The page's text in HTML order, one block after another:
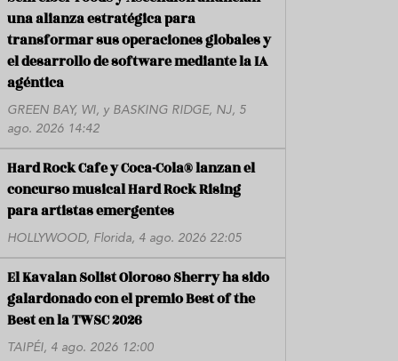
una alianza estratégica para
transformar sus operaciones globales y
el desarrollo de software mediante la IA
agéntica
GREEN BAY, WI, y BASKING RIDGE, NJ, 5
ago. 2026 14:42
Hard Rock Cafe y Coca-Cola® lanzan el
concurso musical Hard Rock Rising
para artistas emergentes
HOLLYWOOD, Florida, 4 ago. 2026 22:05
El Kavalan Solist Oloroso Sherry ha sido
galardonado con el premio Best of the
Best en la TWSC 2026
TAIPÉI, 4 ago. 2026 12:00